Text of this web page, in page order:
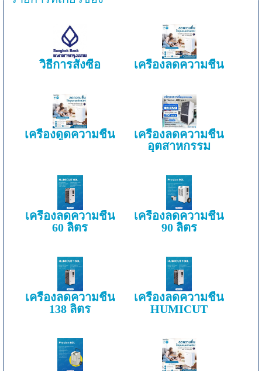
วิธีการสั่งซื้อ เครื่องลดความชื้น
เครื่องดูดความชื้น
เครื่องลดความชื้น
อุตสาหกรรม
เครื่องลดความชื้น
60 ลิตร
เครื่องลดความชื้น
90 ลิตร
เครื่องลดความชื้น
138 ลิตร
เครื่องลดความชื้น
HUMICUT